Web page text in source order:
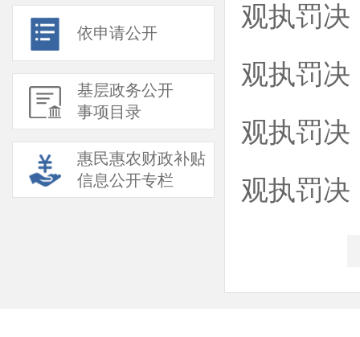
依申请公开
基层政务公开
事项目录
惠民惠农财政补贴
信息公开专栏
观执罚决
观执罚决
观执罚决
观执罚决